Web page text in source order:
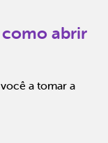
como abrir
a tomar a